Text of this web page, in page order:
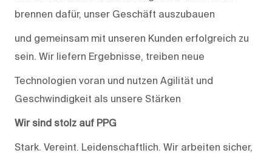
brennen dafür, unser Geschäft auszubauen
und gemeinsam mit unseren Kunden erfolgreich zu
sein. Wir liefern Ergebnisse, treiben neue
Technologien voran und nutzen Agilität und
Geschwindigkeit als unsere Stärken
Wir sind stolz auf PPG
Stark. Vereint. Leidenschaftlich. Wir arbeiten sicher,